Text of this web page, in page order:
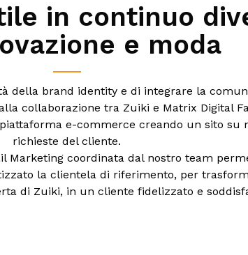
in continuo
e moda
della brand identity e di integrare la
collaborazione tra Zuiki e Matrix Digital
e-commerce creando un sito su
richieste del cliente.
Marketing coordinata dal nostro team
la clientela di riferimento, per
di Zuiki, in un cliente fidelizzato e